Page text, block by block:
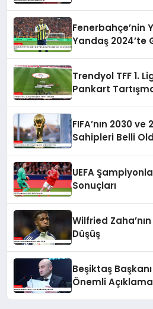
Fenerbahçe’nin
Yandaş 2024’te
Trendyol TFF 1.
Pankart
FIFA’nın 2030
Sahipleri Belli
UEFA
Sonuçları
Wilfried
Düşüş
Beşiktaş
Önemli